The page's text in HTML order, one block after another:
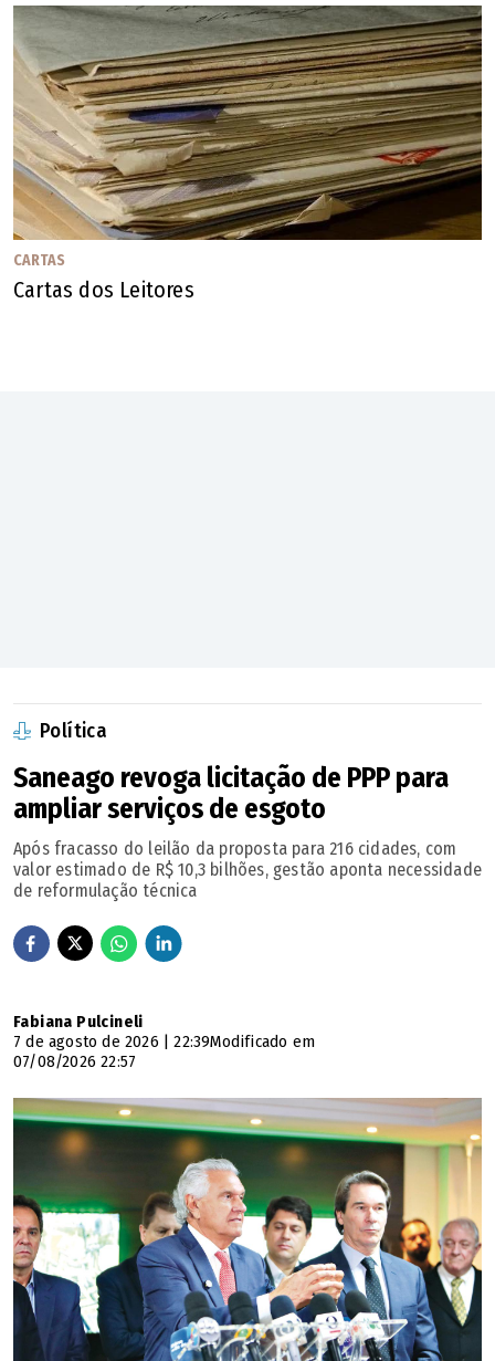
CARTAS
Cartas dos Leitores
Política
Saneago revoga licitação de PPP para
ampliar serviços de esgoto
Após fracasso do leilão da proposta para 216 cidades, com
valor estimado de R$ 10,3 bilhões, gestão aponta necessidade
de reformulação técnica
Fabiana Pulcineli
7 de agosto de 2026 | 22:39Modificado em
07/08/2026 22:57